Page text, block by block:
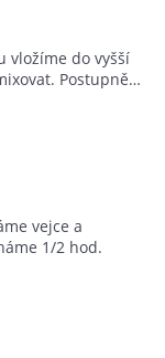
vložíme do vyšší
Postupně…
vejce a
1/2 hod.